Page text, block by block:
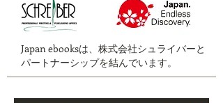
Japan ebooksは、株式会社シュライバーと
パートナーシップを結んでいます。